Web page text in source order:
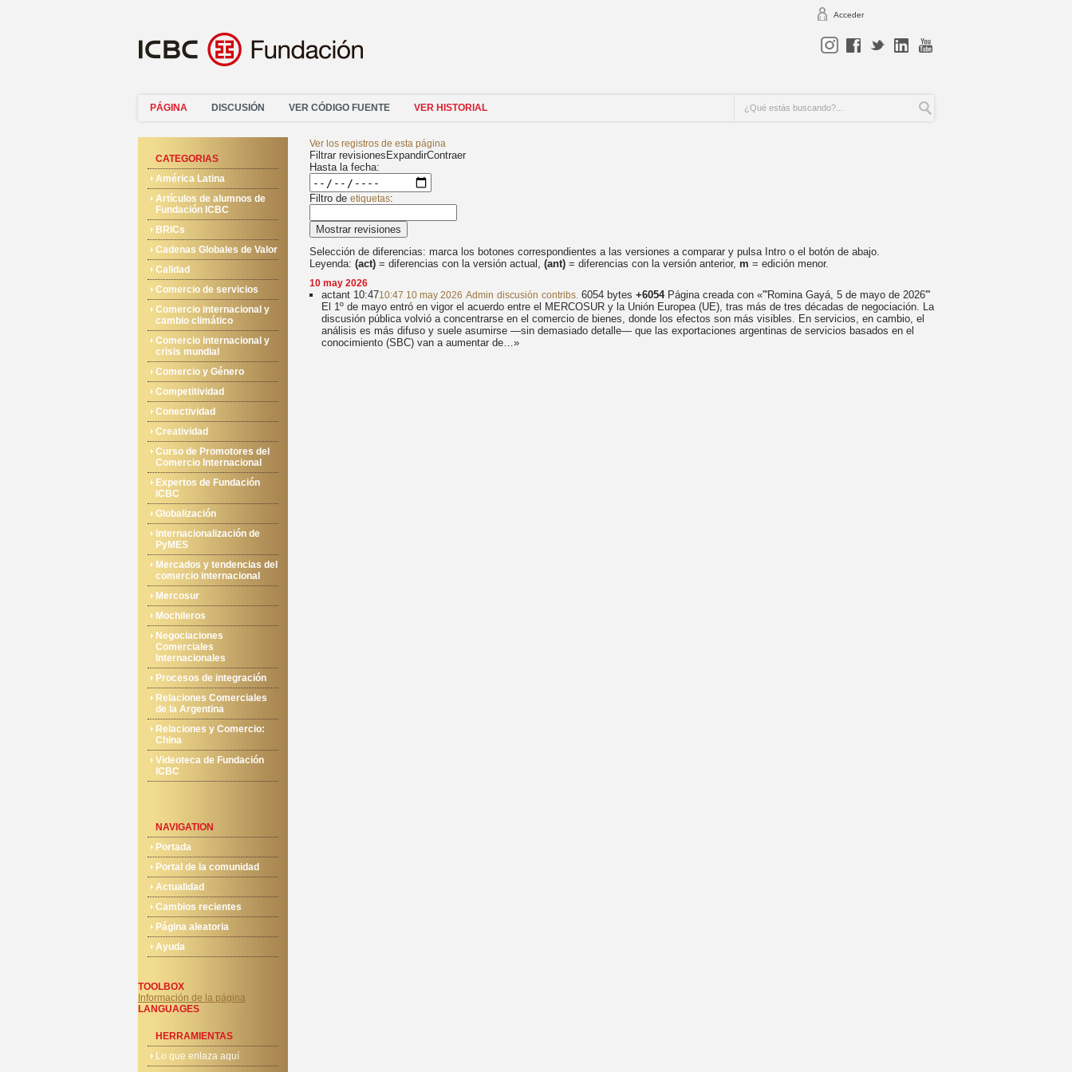
Acceder
PÁGINA DISCUSIÓN VER CÓDIGO FUENTE VER HISTORIAL
CATEGORIAS
América Latina
Artículos de alumnos de
Fundación ICBC
BRICs
Cadenas Globales de Valor
Calidad
Comercio de servicios
Comercio internacional y
cambio climático
Comercio internacional y
crisis mundial
Comercio y Género
Competitividad
Conectividad
Creatividad
Curso de Promotores del
Comercio Internacional
Expertos de Fundación
ICBC
Globalización
Internacionalización de
PyMES
Mercados y tendencias del
comercio internacional
Mercosur
Mochileros
Negociaciones
Comerciales
Internacionales
Procesos de integración
Relaciones Comerciales
de la Argentina
Relaciones y Comercio:
China
Videoteca de Fundación
ICBC
NAVIGATION
Portada
Portal de la comunidad
Actualidad
Cambios recientes
Página aleatoria
Ayuda
TOOLBOX
Información de la página
LANGUAGES
HERRAMIENTAS
Lo que enlaza aquí
Ver los registros de esta página
Filtrar revisiones ExpandirContraer
Hasta la fecha:
Filtro de etiquetas:
Mostrar revisiones
Selección de diferencias: marca los botones correspondientes a las versiones a comparar y pulsa Intro o el botón de abajo.
Leyenda: (act) = diferencias con la versión actual, (ant) = diferencias con la versión anterior, m = edición menor.
10 may 2026
actant 10:4710:47 10 may 2026 Admin discusión contribs. 6054 bytes +6054‎ Página creada con «'''Romina Gayá, 5 de mayo de 2026'''
El 1º de mayo entró en vigor el acuerdo entre el MERCOSUR y la Unión Europea (UE), tras más de tres décadas de negociación. La
discusión pública volvió a concentrarse en el comercio de bienes, donde los efectos son más visibles. En servicios, en cambio, el
análisis es más difuso y suele asumirse —sin demasiado detalle— que las exportaciones argentinas de servicios basados en el
conocimiento (SBC) van a aumentar de…»